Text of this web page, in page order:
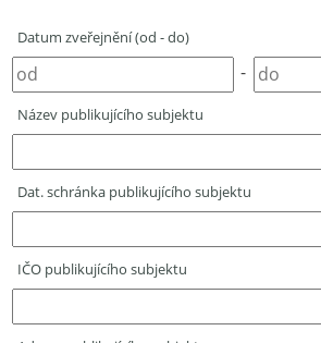
Datum zveřejnění (od - do)
-
Název publikujícího subjektu
Dat. schránka publikujícího subjektu
IČO publikujícího subjektu